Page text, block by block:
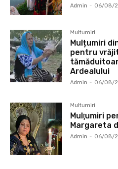
Admin - 06/08/
Multumiri
Mulțumiri
pentru
Ardealului
Admin - 06/08/
Multumiri
Mulţumiri
Margareta
Admin - 06/08/